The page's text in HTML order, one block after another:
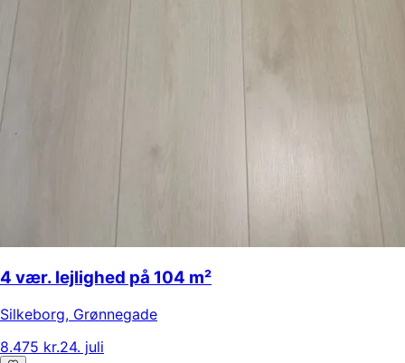
4 vær. lejlighed på 104 m²
Silkeborg, Grønnegade
8.475 kr.24. juli